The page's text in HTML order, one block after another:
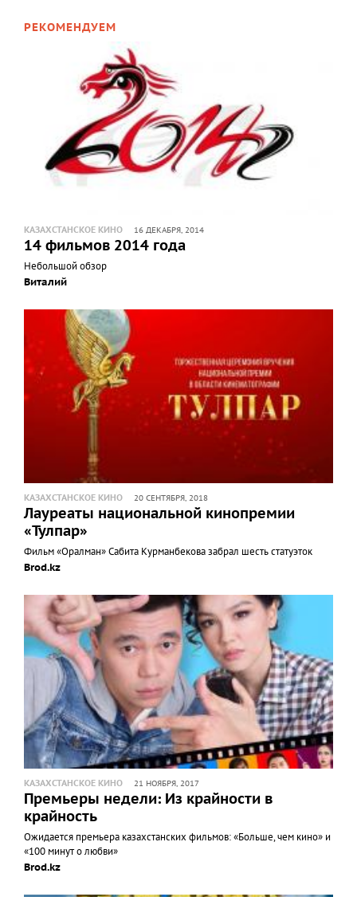
РЕКОМЕНДУЕМ
КАЗАХСТАНСКОЕ КИНО 16 ДЕКАБРЯ, 2014
14 фильмов 2014 года
Небольшой обзор
Виталий
КАЗАХСТАНСКОЕ КИНО 20 СЕНТЯБРЯ, 2018
Лауреаты национальной кинопремии
«Тулпар»
Фильм «Оралман» Сабита Курманбекова забрал шесть статуэток
Brod.kz
КАЗАХСТАНСКОЕ КИНО 21 НОЯБРЯ, 2017
Премьеры недели: Из крайности в
крайность
Ожидается премьера казахстанских фильмов: «Больше, чем кино» и
«100 минут о любви»
Brod.kz